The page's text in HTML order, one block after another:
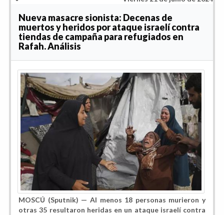
Nueva masacre sionista: Decenas de
muertos y heridos por ataque israelí contra
tiendas de campaña para refugiados en
Rafah. Análisis
MOSCÚ (Sputnik) — Al menos 18 personas murieron y
otras 35 resultaron heridas en un ataque israelí contra